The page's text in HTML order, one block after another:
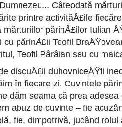
Câteodată
printre activităÅ£ile
mărturiilor părinÅ£ilor Iulian
cu părinÅ£ii Teofil
Teofil Pârâian sau cu
discuÅ£ii duhovniceÅŸti
în fiecare zi. Cuvintele
dăm seama că prea
abuz de cuvinte – fie
fie, dimpotrivă, jucând rolul